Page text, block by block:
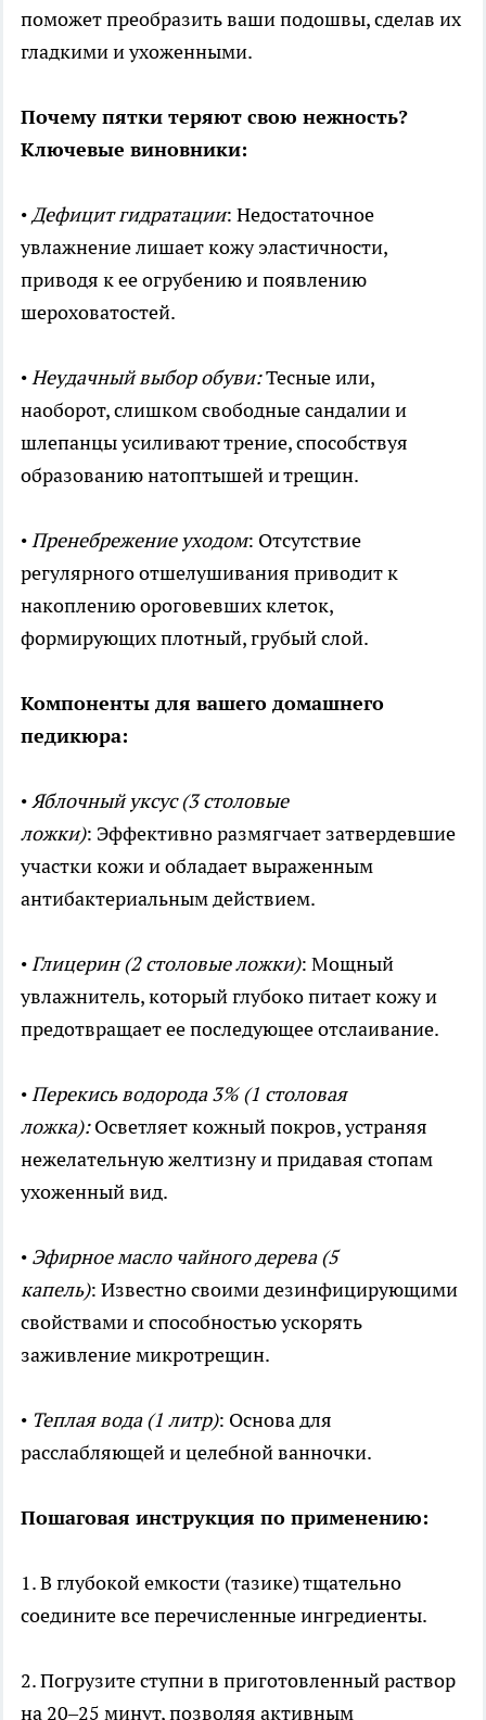
поможет преобразить ваши подошвы, сделав их
гладкими и ухоженными.
Почему пятки теряют свою нежность?
Ключевые виновники:
•Дефицит гидратации: Недостаточное
увлажнение лишает кожу эластичности,
приводя к ее огрубению и появлению
шероховатостей.
•Неудачный выбор обуви:Тесные или,
наоборот, слишком свободные сандалии и
шлепанцы усиливают трение, способствуя
образованию натоптышей и трещин.
•Пренебрежение уходом: Отсутствие
регулярного отшелушивания приводит к
накоплению ороговевших клеток,
формирующих плотный, грубый слой.
Компоненты для вашего домашнего
педикюра:
•Яблочный уксус (3 столовые
ложки): Эффективно размягчает затвердевшие
участки кожи и обладает выраженным
антибактериальным действием.
•Глицерин (2 столовые ложки): Мощный
увлажнитель, который глубоко питает кожу и
предотвращает ее последующее отслаивание.
•Перекись водорода 3% (1 столовая
ложка):Осветляет кожный покров, устраняя
нежелательную желтизну и придавая стопам
ухоженный вид.
• Эфирное масло чайного дерева (5
капель): Известно своими дезинфицирующими
свойствами и способностью ускорять
заживление микротрещин.
• Теплая вода (1 литр): Основа для
расслабляющей и целебной ванночки.
Пошаговая инструкция по применению:
1. В глубокой емкости (тазике) тщательно
соедините все перечисленные ингредиенты.
2. Погрузите ступни в приготовленный раствор
на 20–25 минут, позволяя активным